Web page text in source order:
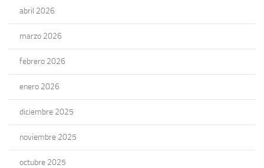
abril 2026
marzo 2026
febrero 2026
enero 2026
diciembre 2025
noviembre 2025
octubre 2025